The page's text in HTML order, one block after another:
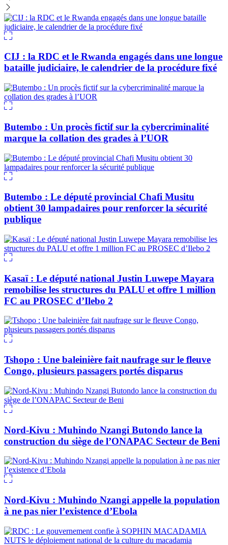
CIJ : la RDC et le Rwanda engagés dans une longue
bataille judiciaire, le calendrier de la procédure fixé
Butembo : Un procès fictif sur la cybercriminalité
marque la collation des grades à l’UOR
Butembo : Le député provincial Chafi Musitu
obtient 30 lampadaires pour renforcer la sécurité
publique
Kasaï : Le député national Justin Luwepe Mayara
remobilise les structures du PALU et offre 1 million
FC au PROSEC d’Ilebo 2
Tshopo : Une baleinière fait naufrage sur le fleuve
Congo, plusieurs passagers portés disparus
Nord-Kivu : Muhindo Nzangi Butondo lance la
construction du siège de l’ONAPAC Secteur de Beni
Nord-Kivu : Muhindo Nzangi appelle la population
à ne pas nier l’existence d’Ebola